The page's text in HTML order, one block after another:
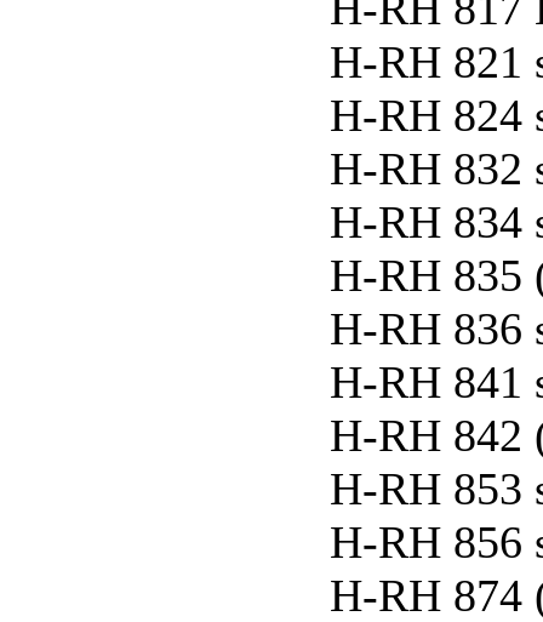
H-RH 821
H-RH 824
H-RH 832
H-RH 834
H-RH 835
H-RH 836
H-RH 841
H-RH 842
H-RH 853
H-RH 856
H-RH 874